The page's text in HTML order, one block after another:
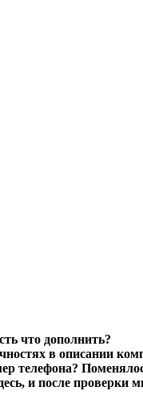
что дополнить?
в описании
телефона?
и после проверки